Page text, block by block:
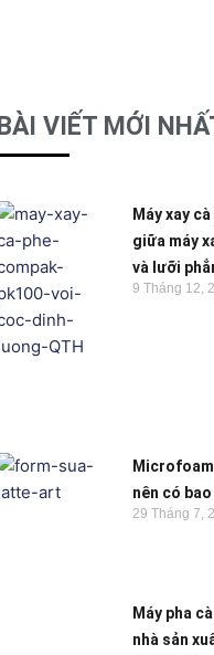
BÀI VIẾT MỚI
Máy xay
giữa máy
và lưỡi
9 Tháng 12,
nên có
29 Tháng 7,
Máy pha
nhà sản